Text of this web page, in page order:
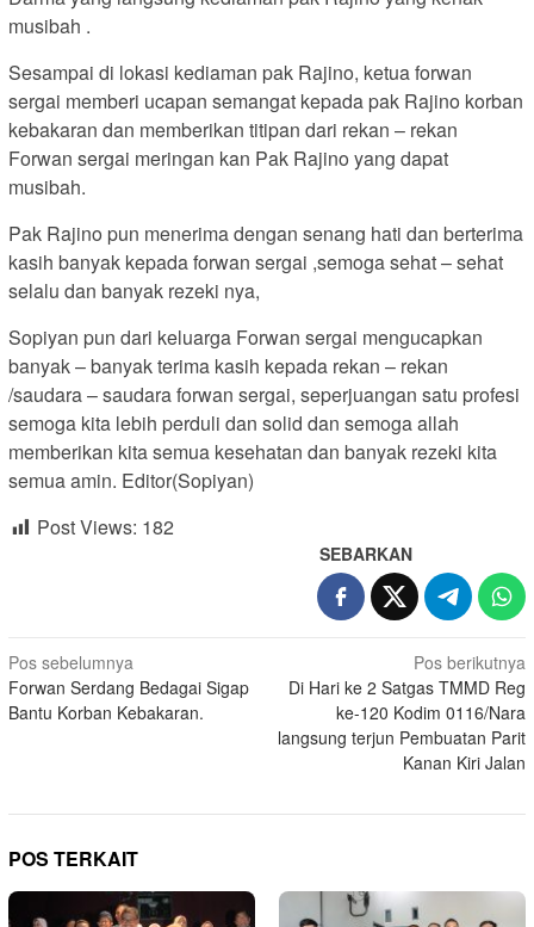
musibah .
Sesampai di lokasi kediaman pak Rajino, ketua forwan
sergai memberi ucapan semangat kepada pak Rajino korban
kebakaran dan memberikan titipan dari rekan – rekan
Forwan sergai meringan kan Pak Rajino yang dapat
musibah.
Pak Rajino pun menerima dengan senang hati dan berterima
kasih banyak kepada forwan sergai ,semoga sehat – sehat
selalu dan banyak rezeki nya,
Sopiyan pun dari keluarga Forwan sergai mengucapkan
banyak – banyak terima kasih kepada rekan – rekan
/saudara – saudara forwan sergai, seperjuangan satu profesi
semoga kita lebih perduli dan solid dan semoga allah
memberikan kita semua kesehatan dan banyak rezeki kita
semua amin. Editor(Sopiyan)
Post Views: 182
SEBARKAN
Navigasi
pos
Pos sebelumnya
Forwan Serdang Bedagai Sigap
Bantu Korban Kebakaran.
Pos berikutnya
Di Hari ke 2 Satgas TMMD Reg
ke-120 Kodim 0116/Nara
langsung terjun Pembuatan Parit
Kanan Kiri Jalan
POS TERKAIT